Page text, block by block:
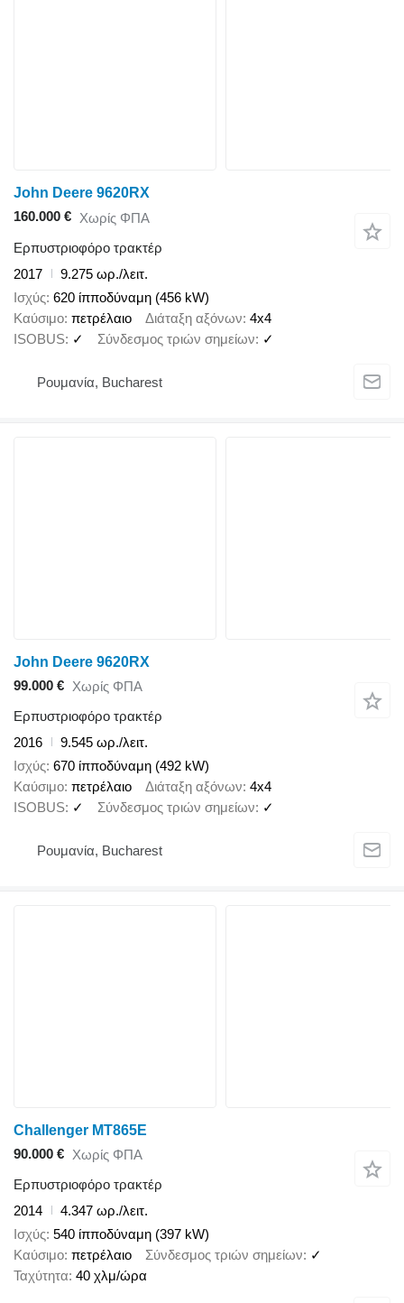
John Deere 9620RX
160.000 € Χωρίς ΦΠΑ
Ερπυστριοφόρο τρακτέρ
2017
9.275 ωρ./λειτ.
Ισχύς 620 ίπποδύναμη (456 kW)
Καύσιμο πετρέλαιο Διάταξη αξόνων 4x4
ISOBUS ✓ Σύνδεσμος τριών σημείων ✓
Ρουμανία, Bucharest
John Deere 9620RX
99.000 € Χωρίς ΦΠΑ
Ερπυστριοφόρο τρακτέρ
2016
9.545 ωρ./λειτ.
Ισχύς 670 ίπποδύναμη (492 kW)
Καύσιμο πετρέλαιο Διάταξη αξόνων 4x4
ISOBUS ✓ Σύνδεσμος τριών σημείων ✓
Ρουμανία, Bucharest
Challenger MT865E
90.000 € Χωρίς ΦΠΑ
Ερπυστριοφόρο τρακτέρ
2014
4.347 ωρ./λειτ.
Ισχύς 540 ίπποδύναμη (397 kW)
Καύσιμο πετρέλαιο Σύνδεσμος τριών σημείων
✓
Ταχύτητα 40 χλμ/ώρα